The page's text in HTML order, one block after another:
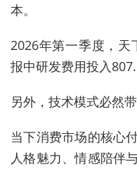
本。
2026年第一季度，
报中研发费用投入
另外，技术模式必然
当下消费市场的核心
人格魅力、情感陪伴